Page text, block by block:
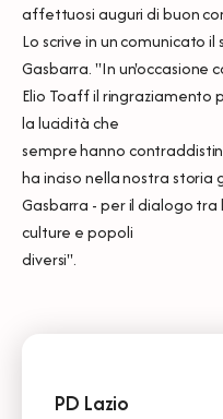
affettuosi auguri di buon
Lo scrive in un comunicato
Gasbarra. "In un'occasione
Elio Toaff il ringraziamento
la lucidità che
sempre hanno
ha inciso nella nostra storia
Gasbarra - per il dialogo
culture e popoli
diversi".
PD Lazio